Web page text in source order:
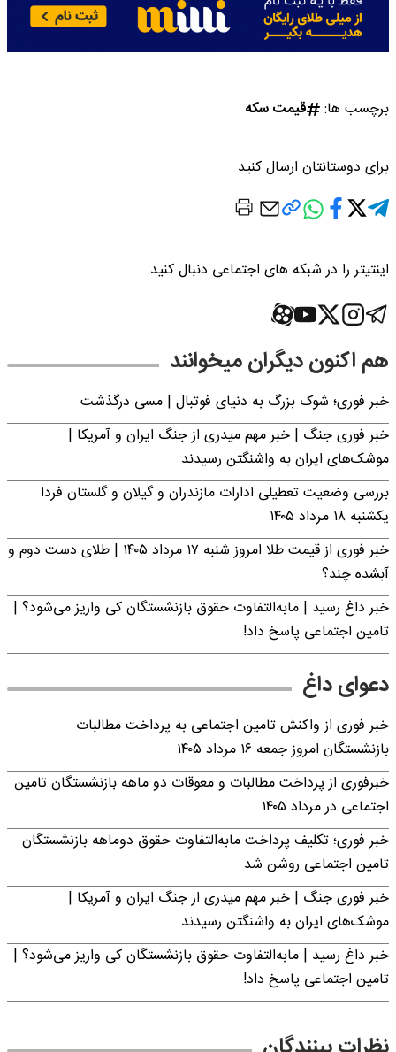
برچسب ها: قیمت سکه
برای دوستانتان ارسال کنید
اینتیتر را در شبکه های اجتماعی دنبال کنید
هم اکنون دیگران میخوانند
خبر فوری؛‌ شوک بزرگ به دنیای فوتبال | مسی درگذشت
خبر فوری جنگ | خبر مهم میدری از جنگ ایران و آمریکا |
موشک‌های ایران به واشنگتن رسیدند
بررسی وضعیت تعطیلی ادارات مازندران و گیلان و گلستان فردا
یکشنبه ۱۸ مرداد ۱۴۰۵
خبر فوری از قیمت طلا امروز شنبه ۱۷ مرداد ۱۴۰۵ | طلای دست دوم و
آبشده چند؟
خبر داغ رسید | مابه‌التفاوت حقوق بازنشستگان کی واریز می‌شود؟ |
تامین اجتماعی پاسخ داد!
دعوای داغ
خبر فوری از واکنش تامین اجتماعی به پرداخت مطالبات
بازنشستگان امروز جمعه ۱۶ مرداد ۱۴۰۵
خبرفوری از پرداخت مطالبات و معوقات دو ماهه بازنشستگان تامین
اجتماعی در مرداد ۱۴۰۵
خبر فوری؛ تکلیف پرداخت مابه‌التفاوت حقوق دوماهه بازنشستگان
تامین اجتماعی روشن شد
خبر فوری جنگ | خبر مهم میدری از جنگ ایران و آمریکا |
موشک‌های ایران به واشنگتن رسیدند
خبر داغ رسید | مابه‌التفاوت حقوق بازنشستگان کی واریز می‌شود؟ |
تامین اجتماعی پاسخ داد!